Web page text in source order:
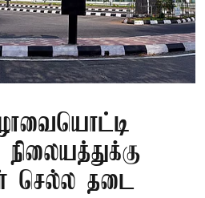
செல்ல தடை